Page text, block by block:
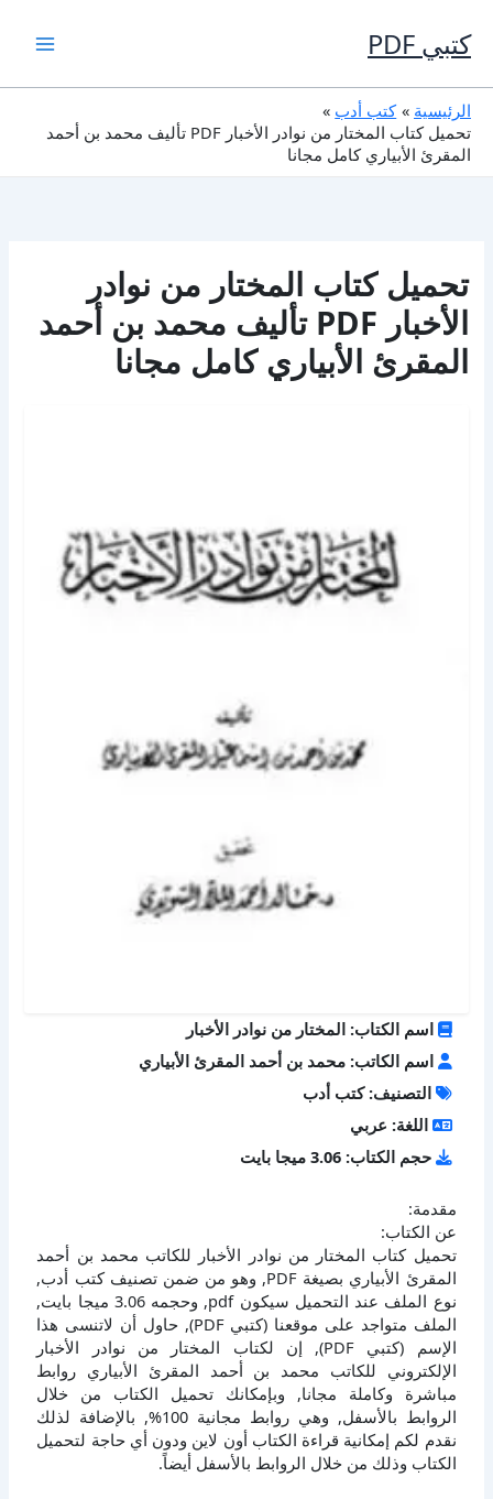
إلى
المحتوى
كتبي PDF
الرئيسية
كتب أدب
تحميل كتاب المختار من نوادر الأخبار PDF تأليف محمد بن أحمد
المقرئ الأبياري كامل مجانا
تحميل كتاب المختار من نوادر
الأخبار PDF تأليف محمد بن أحمد
المقرئ الأبياري كامل مجانا
اسم الكتاب: المختار من نوادر الأخبار
اسم الكاتب: محمد بن أحمد المقرئ الأبياري
التصنيف: كتب أدب
اللغة: عربي
حجم الكتاب: 3.06 ميجا بايت
مقدمة:
عن الكتاب:
تحميل كتاب المختار من نوادر الأخبار للكاتب محمد بن أحمد
المقرئ الأبياري بصيغة PDF, وهو من ضمن تصنيف كتب أدب,
نوع الملف عند التحميل سيكون pdf, وحجمه 3.06 ميجا بايت,
الملف متواجد على موقعنا (كتبي PDF), حاول أن لاتنسى هذا
الإسم (كتبي PDF), إن لكتاب المختار من نوادر الأخبار
الإلكتروني للكاتب محمد بن أحمد المقرئ الأبياري روابط
مباشرة وكاملة مجانا, وبإمكانك تحميل الكتاب من خلال
الروابط بالأسفل, وهي روابط مجانية 100%, بالإضافة لذلك
نقدم لكم إمكانية قراءة الكتاب أون لاين ودون أي حاجة لتحميل
الكتاب وذلك من خلال الروابط بالأسفل أيضاً.